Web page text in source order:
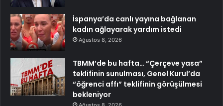
İspanya’da canlı yayına bağlanan
kadın ağlayarak yardım istedi
Ağustos 8, 2026
TBMM’de bu hafta… “Çerçeve yasa”
teklifinin sunulması, Genel Kurul’da
“öğrenci affı” teklifinin görüşülmesi
bekleniyor